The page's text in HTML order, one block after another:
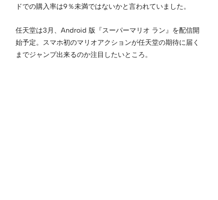
ドでの購入率は9％未満ではないかと言われていました。
任天堂は3月、Android 版『スーパーマリオ ラン』を配信開
始予定。スマホ初のマリオアクションが任天堂の期待に届く
までジャンプ出来るのか注目したいところ。